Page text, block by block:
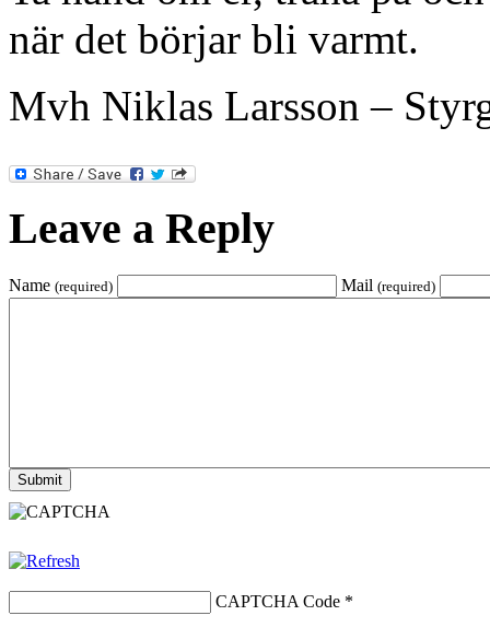
när det börjar bli varmt.
Mvh Niklas Larsson –
Leave a Reply
Name (required) Mail (required)
CAPTCHA Code *